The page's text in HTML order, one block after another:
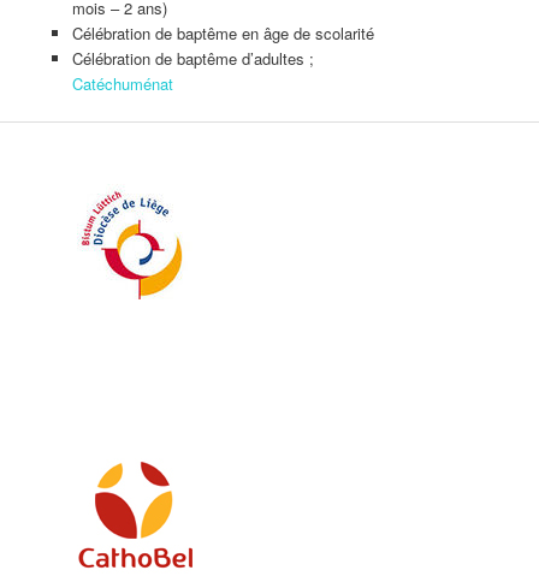
mois – 2 ans)
Célébration de baptême en âge de scolarité
Célébration de baptême d’adultes ;
Catéchuménat